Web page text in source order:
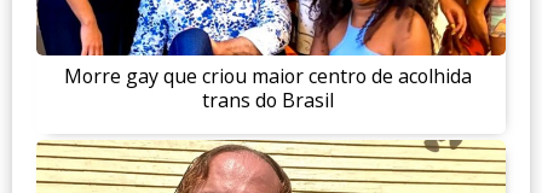
Morre gay que criou maior centro de acolhida
trans do Brasil